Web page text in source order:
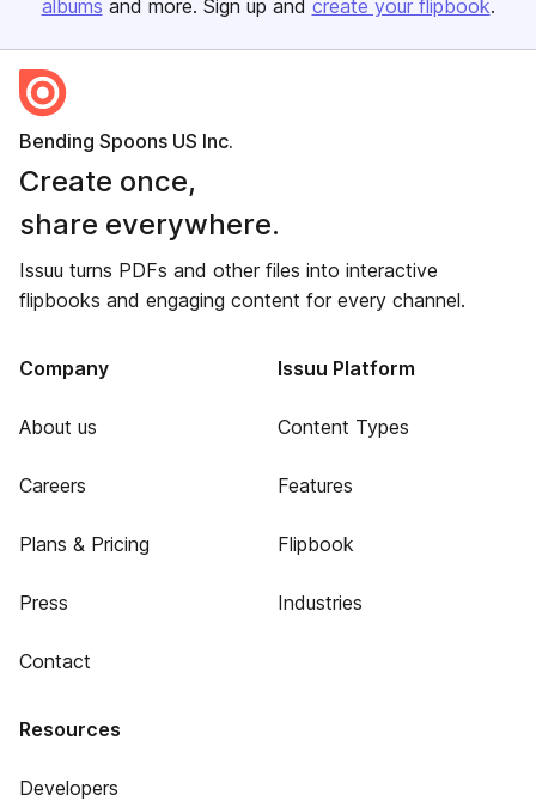
albums and more. Sign up and create your flipbook.
Bending Spoons US Inc.
Create once,
share everywhere.
Issuu turns PDFs and other files into interactive
flipbooks and engaging content for every channel.
Company
About us
Careers
Plans & Pricing
Press
Contact
Issuu Platform
Content Types
Features
Flipbook
Industries
Resources
Developers